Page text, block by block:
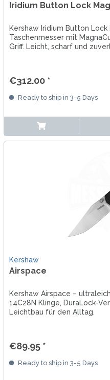
Iridium Button Lock
Kershaw Iridium Button
Taschenmesser mit
Griff. Leicht, scharf und
€312.00 *
Ready to ship in 3-5 Days
Kershaw
Airspace
Kershaw Airspace –
14C28N Klinge, DuraLock-
Leichtbau für den Alltag.
€89.95 *
Ready to ship in 3-5 Days